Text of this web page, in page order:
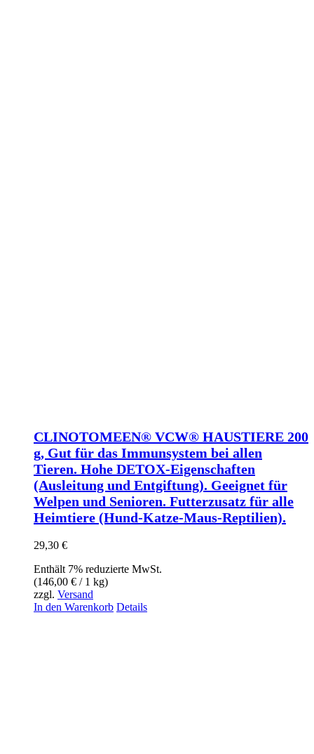
CLINOTOMEEN® VCW® HAUSTIERE 200
g, Gut für das Immunsystem bei allen
Tieren. Hohe DETOX-Eigenschaften
(Ausleitung und Entgiftung). Geeignet für
Welpen und Senioren. Futterzusatz für alle
Heimtiere (Hund-Katze-Maus-Reptilien).
29,30 €
Enthält 7% reduzierte MwSt.
(146,00 € / 1 kg)
zzgl. Versand
In den Warenkorb Details